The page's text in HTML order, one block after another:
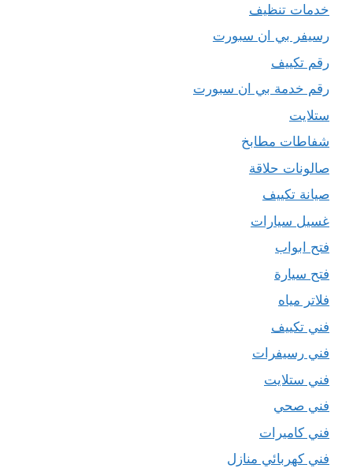
خدمات تنظيف
رسيفر بي ان سبورت
رقم تكييف
رقم خدمة بي ان سبورت
ستلايت
شفاطات مطابخ
صالونات حلاقة
صيانة تكييف
غسيل سيارات
فتح ابواب
فتح سيارة
فلاتر مياه
فني تكييف
فني رسيفرات
فني ستلايت
فني صحي
فني كاميرات
فني كهربائي منازل